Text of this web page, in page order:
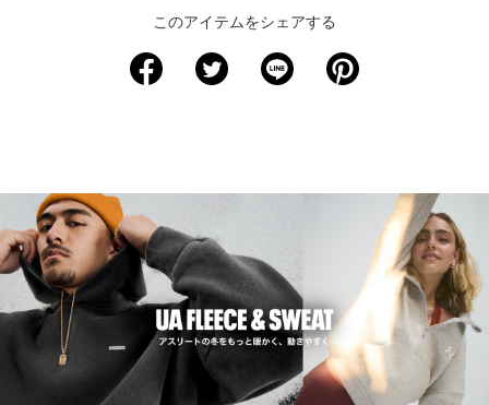
肩幅
47.5 38 36
YL 59 51
YXL 63 48.5 46.5 54
※注意事項
商品は、独自の採寸方法により採寸されています。商品生地の特
性によって、1cm前後の誤差が生じる場合があります。
このアイテムをシェアする